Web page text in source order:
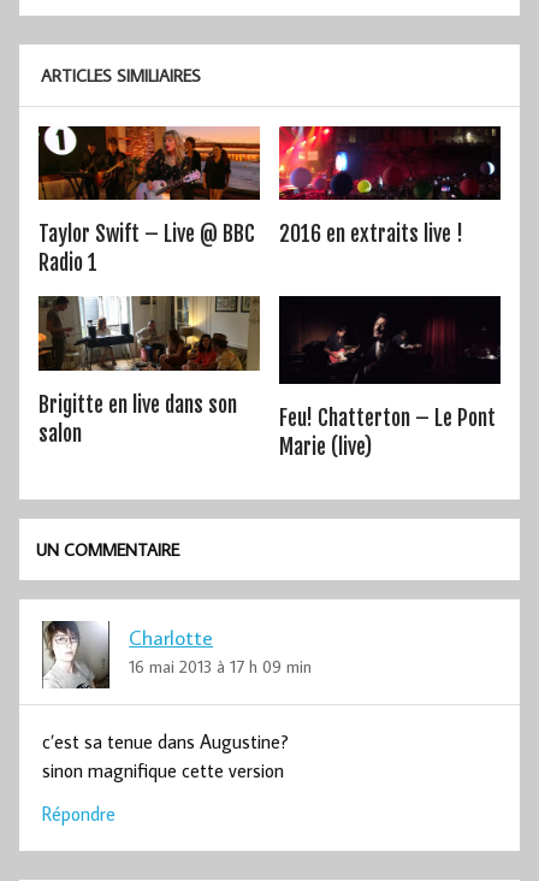
l’article
ARTICLES SIMILIAIRES
Taylor Swift – Live @ BBC
Radio 1
2016 en extraits live !
Brigitte en live dans son
salon
Feu! Chatterton – Le Pont
Marie (live)
UN COMMENTAIRE
Charlotte
16 mai 2013 à 17 h 09 min
c’est sa tenue dans Augustine?
sinon magnifique cette version
Répondre